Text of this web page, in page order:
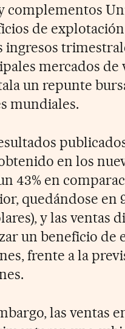
complementos
de
ingresos
mercados de
un repunte
mundiales.
en los
43% en
quedándose en
y las ventas
un beneficio de
frente a la
las ventas